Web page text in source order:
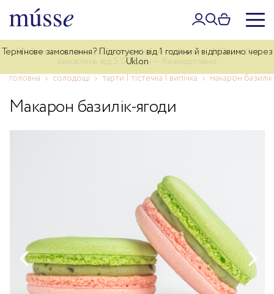
Дбайлива доставка власним курʼєром по Києву — 340 грн. Для
замовлень від 5 000 грн — безкоштовно.
Термінове замовлення? Підготуємо від 1 години й відправимо через
Uklon
головна солодощі тарти | тістечка | випічка макарон
Макарон базилік-ягоди